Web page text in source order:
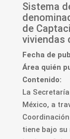
Sistema
de
viviendas
Fecha de
Área quién
Contenido:
La
México, a
tiene bajo